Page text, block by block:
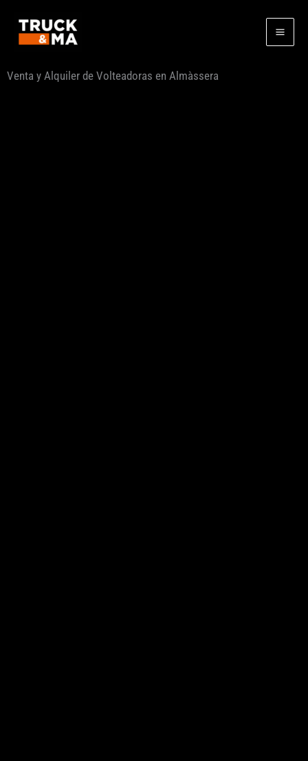
contenido
Venta y Alquiler de Volteadoras en Almàssera